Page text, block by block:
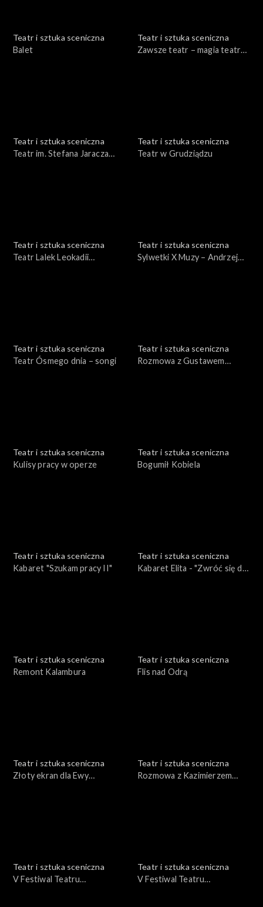
Teatr i sztuka sceniczna
Balet
Teatr i sztuka sceniczna
Zawsze teatr – magia teatru
Teatr i sztuka sceniczna
Teatr im. Stefana Jaracza
Teatr i sztuka sceniczna
Teatr w Grudziądzu
Teatr i sztuka sceniczna
Teatr Lalek Leokadii
Teatr i sztuka sceniczna
Sylwetki X Muzy – Andrzej
Teatr i sztuka sceniczna
Teatr Ósmego dnia – songi
Teatr i sztuka sceniczna
Rozmowa z Gustawem
Teatr i sztuka sceniczna
Kulisy pracy w operze
Teatr i sztuka sceniczna
Bogumił Kobiela
Teatr i sztuka sceniczna
Kabaret "Szukam pracy II"
Teatr i sztuka sceniczna
Kabaret Elita - "Zwróć się do
Teatr i sztuka sceniczna
Remont Kalambura
Teatr i sztuka sceniczna
Flis nad Odrą
Teatr i sztuka sceniczna
Złoty ekran dla Ewy
Teatr i sztuka sceniczna
Rozmowa z Kazimierzem
Teatr i sztuka sceniczna
V Festiwal Teatru
Teatr i sztuka sceniczna
V Festiwal Teatru